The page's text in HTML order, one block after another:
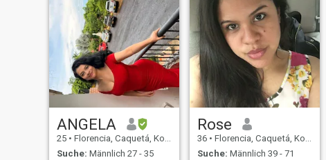
ANGELA
25 • Florencia, Caquetá, Kolumbien
Suche: Männlich 27 - 35
Rose
36 • Florencia, Caquetá, Kolumbien
Suche: Männlich 39 - 71